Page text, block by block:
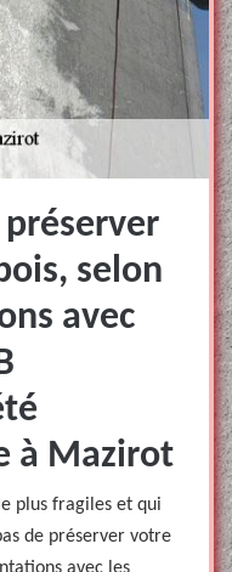
préserver
selon
avec
à Mazirot
plus fragiles et qui
de préserver votre